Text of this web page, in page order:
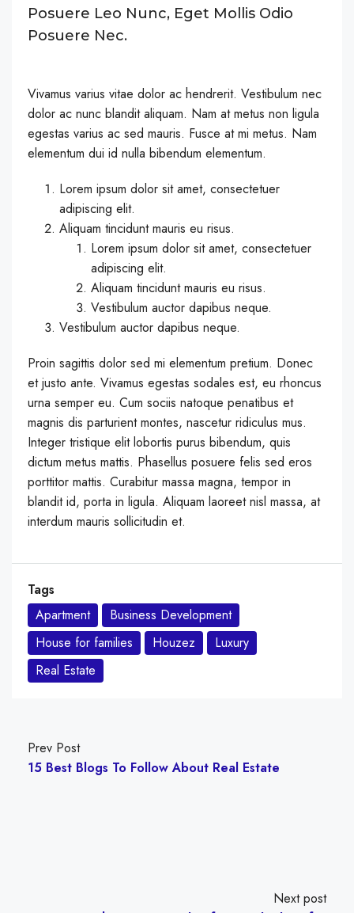
Posuere Leo Nunc, Eget Mollis Odio
Posuere Nec.
Vivamus varius vitae dolor ac hendrerit. Vestibulum nec
dolor ac nunc blandit aliquam. Nam at metus non ligula
egestas varius ac sed mauris. Fusce at mi metus. Nam
elementum dui id nulla bibendum elementum.
Lorem ipsum dolor sit amet, consectetuer
adipiscing elit.
Aliquam tincidunt mauris eu risus.
Lorem ipsum dolor sit amet, consectetuer
adipiscing elit.
Aliquam tincidunt mauris eu risus.
Vestibulum auctor dapibus neque.
Vestibulum auctor dapibus neque.
Proin sagittis dolor sed mi elementum pretium. Donec
et justo ante. Vivamus egestas sodales est, eu rhoncus
urna semper eu. Cum sociis natoque penatibus et
magnis dis parturient montes, nascetur ridiculus mus.
Integer tristique elit lobortis purus bibendum, quis
dictum metus mattis. Phasellus posuere felis sed eros
porttitor mattis. Curabitur massa magna, tempor in
blandit id, porta in ligula. Aliquam laoreet nisl massa, at
interdum mauris sollicitudin et.
Tags
Apartment
Business Development
House for families
Houzez
Luxury
Real Estate
Prev Post
15 Best Blogs To Follow About Real Estate
Next post